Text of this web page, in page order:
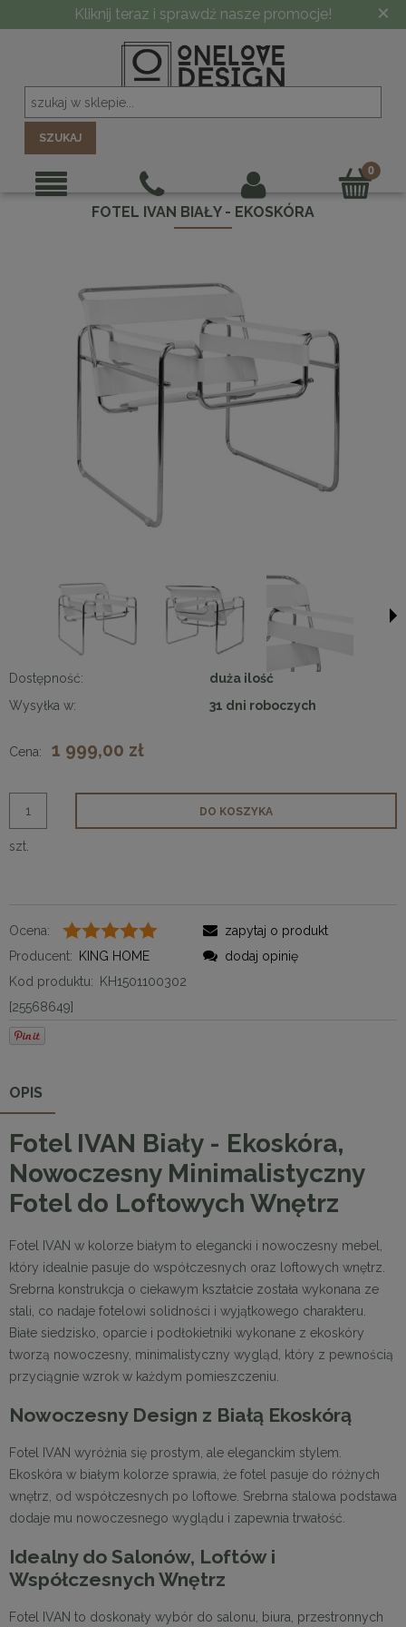
Kliknij teraz i sprawdź nasze promocje! ×
SZUKAJ
FOTEL IVAN BIAŁY - EKOSKÓRA
Dostępność:
duża ilość
Wysyłka w:
31 dni roboczych
Cena: 1 999,00 zł
szt.
DO KOSZYKA
Ocena:
Producent:
KING HOME
Kod produktu:
KH1501100302
[25568649]
zapytaj o produkt
dodaj opinię
OPIS
Fotel IVAN Biały - Ekoskóra,
Nowoczesny Minimalistyczny
Fotel do Loftowych Wnętrz
Fotel IVAN w kolorze białym to elegancki i nowoczesny mebel,
który idealnie pasuje do współczesnych oraz loftowych wnętrz.
Srebrna konstrukcja o ciekawym kształcie została wykonana ze
stali, co nadaje fotelowi solidności i wyjątkowego charakteru.
Białe siedzisko, oparcie i podłokietniki wykonane z ekoskóry
tworzą nowoczesny, minimalistyczny wygląd, który z pewnością
przyciągnie wzrok w każdym pomieszczeniu.
Nowoczesny Design z Białą Ekoskórą
Fotel IVAN wyróżnia się prostym, ale eleganckim stylem.
Ekoskóra w białym kolorze sprawia, że fotel pasuje do różnych
wnętrz, od współczesnych po loftowe. Srebrna stalowa podstawa
dodaje mu nowoczesnego wyglądu i zapewnia trwałość.
Idealny do Salonów, Loftów i
Współczesnych Wnętrz
Fotel IVAN to doskonały wybór do salonu, biura, przestronnych